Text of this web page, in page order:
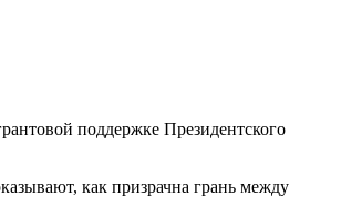
поддержке Президентского
как призрачна грань между